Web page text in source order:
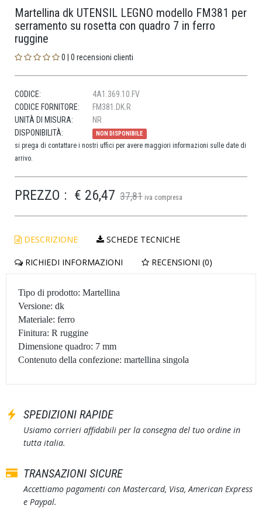
Martellina dk UTENSIL LEGNO modello FM381 per
serramento su rosetta con quadro 7 in ferro
ruggine
0 | 0 recensioni clienti
CODICE:
4A1.369.10.FV
CODICE FORNITORE:
FM381.DK.R
UNITÀ DI MISURA:
NR
DISPONIBILITÀ:
NON DISPONIBILE
si prega di contattare i nostri uffici per avere maggiori informazioni sulle date di
arrivo.
PREZZO : € 26,47 37,81 iva compresa
DESCRIZIONE SCHEDE TECNICHE
RICHIEDI INFORMAZIONI RECENSIONI (0)
Tipo di prodotto: Martellina
Versione: dk
Materiale: ferro
Finitura: R ruggine
Dimensione quadro: 7 mm
Contenuto della confezione: martellina singola
SPEDIZIONI RAPIDE
Usiamo corrieri affidabili per la consegna del tuo ordine in
tutta italia.
TRANSAZIONI SICURE
Accettiamo pagamenti con Mastercard, Visa, American Express
e Paypal.